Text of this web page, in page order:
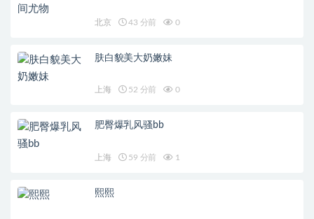
北京 43 分前 0
肤白貌美大奶嫩妹
上海 52 分前 0
肥臀爆乳风骚bb
上海 59 分前 1
熙熙